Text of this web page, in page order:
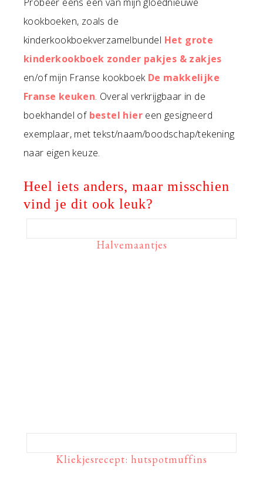
kookboeken, zoals de
kinderkookboekverzamelbundel Het grote
kinderkookboek zonder pakjes & zakjes
en/of mijn Franse kookboek De makkelijke
Franse keuken. Overal verkrijgbaar in de
boekhandel of bestel hier een gesigneerd
exemplaar, met tekst/naam/boodschap/tekening
naar eigen keuze.
Heel iets anders, maar misschien
vind je dit ook leuk?
Halvemaantjes
Kliekjesrecept: hutspotmuffins